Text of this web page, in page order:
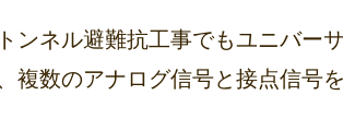
ンネル避難抗工事でもユニバー
複数のアナログ信号と接点信号